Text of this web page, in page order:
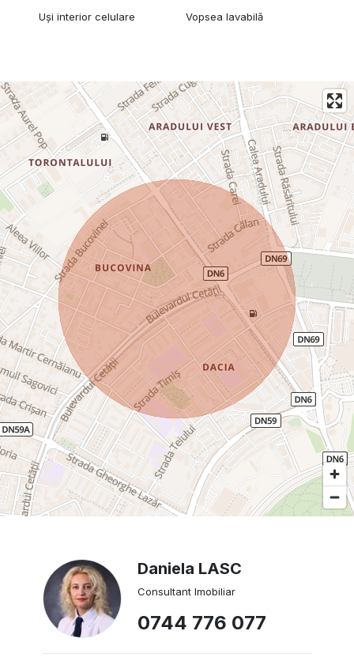
Uși interior celulare Vopsea lavabilă
Daniela LASC
Consultant Imobiliar
0744 776 077